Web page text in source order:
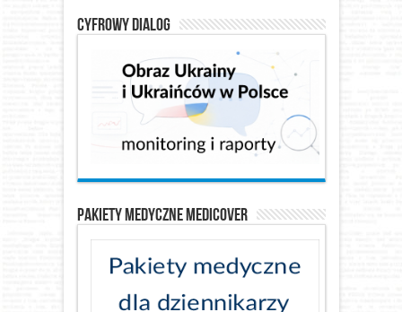
Cyfrowy Dialog
Pakiety medyczne Medicover